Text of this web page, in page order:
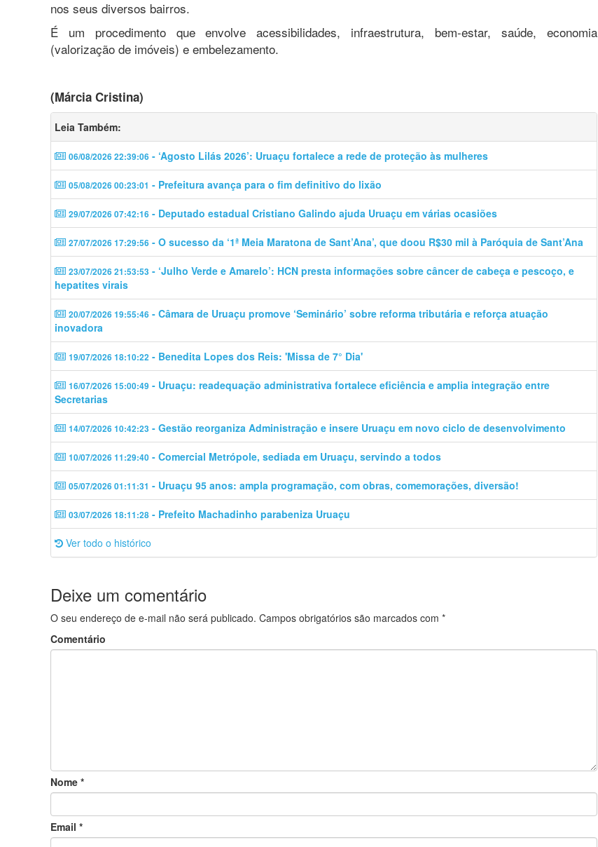
nos seus diversos bairros.
É um procedimento que envolve acessibilidades, infraestrutura, bem-estar, saúde, economia
(valorização de imóveis) e embelezamento.
(Márcia Cristina)
Leia Também:
06/08/2026 22:39:06 - ‘Agosto Lilás 2026’: Uruaçu fortalece a rede de proteção às mulheres
05/08/2026 00:23:01 - Prefeitura avança para o fim definitivo do lixão
29/07/2026 07:42:16 - Deputado estadual Cristiano Galindo ajuda Uruaçu em várias ocasiões
27/07/2026 17:29:56 - O sucesso da ‘1ª Meia Maratona de Sant’Ana’, que doou R$30 mil à Paróquia de Sant’Ana
23/07/2026 21:53:53 - ‘Julho Verde e Amarelo’: HCN presta informações sobre câncer de cabeça e pescoço, e
hepatites virais
20/07/2026 19:55:46 - Câmara de Uruaçu promove ‘Seminário’ sobre reforma tributária e reforça atuação
inovadora
19/07/2026 18:10:22 - Benedita Lopes dos Reis: 'Missa de 7° Dia'
16/07/2026 15:00:49 - Uruaçu: readequação administrativa fortalece eficiência e amplia integração entre
Secretarias
14/07/2026 10:42:23 - Gestão reorganiza Administração e insere Uruaçu em novo ciclo de desenvolvimento
10/07/2026 11:29:40 - Comercial Metrópole, sediada em Uruaçu, servindo a todos
05/07/2026 01:11:31 - Uruaçu 95 anos: ampla programação, com obras, comemorações, diversão!
03/07/2026 18:11:28 - Prefeito Machadinho parabeniza Uruaçu
Ver todo o histórico
Deixe um comentário
O seu endereço de e-mail não será publicado. Campos obrigatórios são marcados com *
Comentário
Nome *
Email *